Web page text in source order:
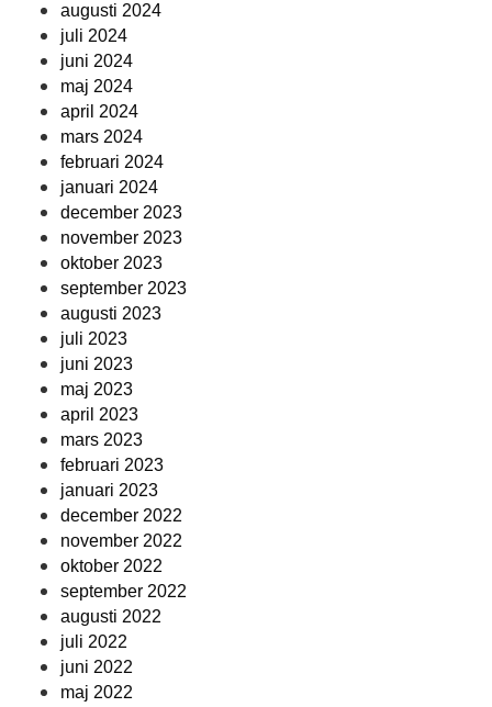
augusti 2024
juli 2024
juni 2024
maj 2024
april 2024
mars 2024
februari 2024
januari 2024
december 2023
november 2023
oktober 2023
september 2023
augusti 2023
juli 2023
juni 2023
maj 2023
april 2023
mars 2023
februari 2023
januari 2023
december 2022
november 2022
oktober 2022
september 2022
augusti 2022
juli 2022
juni 2022
maj 2022